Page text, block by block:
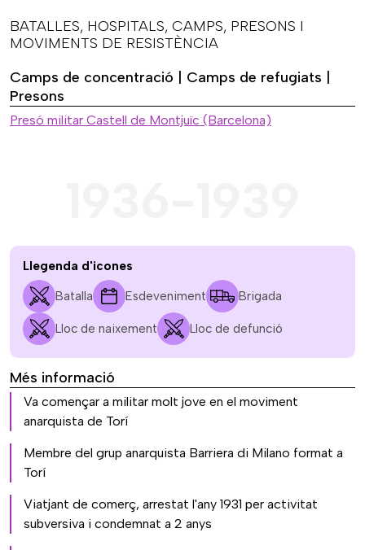
BATALLES, HOSPITALS, CAMPS, PRESONS I
MOVIMENTS DE RESISTÈNCIA
Camps de concentració | Camps de refugiats |
Presons
Presó militar Castell de Montjuïc (Barcelona)
Llegenda d'icones
Batalla Esdeveniment Brigada
Lloc de naixement Lloc de defunció
Més informació
Va començar a militar molt jove en el moviment
anarquista de Torí
Membre del grup anarquista Barriera di Milano format a
Torí
Viatjant de comerç, arrestat l'any 1931 per activitat
subversiva i condemnat a 2 anys